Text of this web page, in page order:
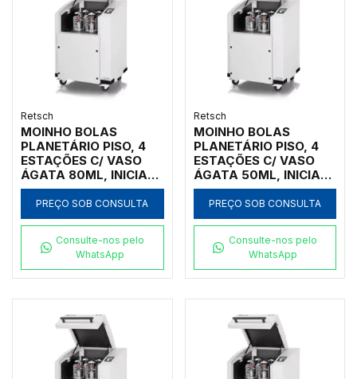
Retsch
MOINHO BOLAS
PLANETÁRIO PISO, 4
ESTAÇÕES C/ VASO
ÁGATA 80ML, INICIAL
<10MM, FINAL <1UM
PREÇO SOB CONSULTA
Consulte-nos pelo
WhatsApp
Retsch
MOINHO BOLAS
PLANETÁRIO PISO, 4
ESTAÇÕES C/ VASO
ÁGATA 50ML, INICIAL
<10MM, FINAL <1UM
PREÇO SOB CONSULTA
Consulte-nos pelo
WhatsApp